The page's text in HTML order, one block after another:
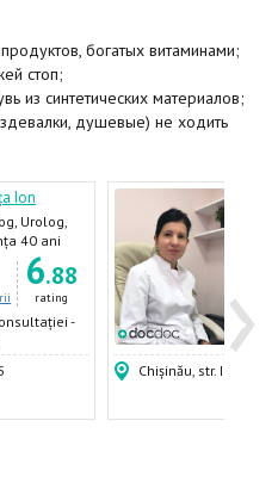
богатых витаминами;
стоп;
из синтетических материалов;
душевые) не ходить
›
Ion
Urolog,
40 ani
6.88
rating
-
500
Chișinău, str.